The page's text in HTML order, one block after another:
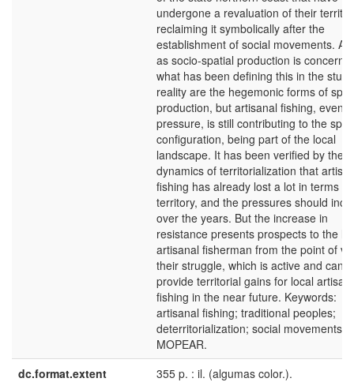
undergone a revaluation of their
reclaiming it symbolically after the
establishment of social movements. As
as socio-spatial production is
what has been defining this in the
reality are the hegemonic forms of
production, but artisanal fishing, even
pressure, is still contributing to the
configuration, being part of the local
landscape. It has been verified by the
dynamics of territorialization that
fishing has already lost a lot in terms of
territory, and the pressures should
over the years. But the increase in
resistance presents prospects to the
artisanal fisherman from the point of
their struggle, which is active and can
provide territorial gains for local
fishing in the near future. Keywords:
artisanal fishing; traditional peoples;
deterritorialization; social movements;
MOPEAR.
dc.format.extent
355 p. : il. (algumas color.).